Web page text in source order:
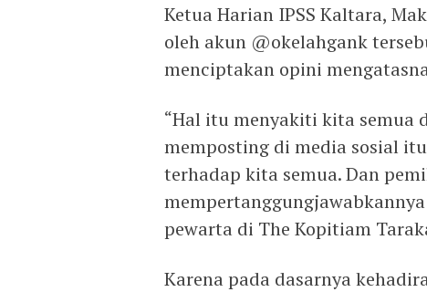
Ketua Harian IPSS Kaltara,
oleh akun @okelahgank
menciptakan opini
“Hal itu menyakiti kita semua
memposting di media sosial
terhadap kita semua. Dan
pewarta di The Kopitiam
Karena pada dasarnya